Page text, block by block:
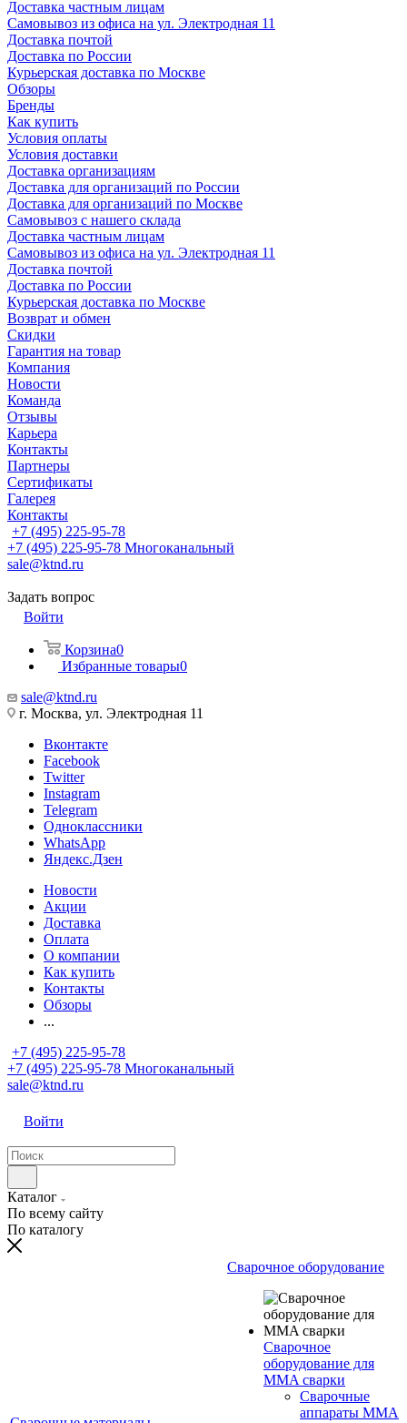
Доставка частным лицам
Самовывоз из офиса на ул. Электродная 11
Доставка почтой
Доставка по России
Курьерская доставка по Москве
Обзоры
Бренды
Как купить
Условия оплаты
Условия доставки
Доставка организациям
Доставка для организаций по России
Доставка для организаций по Москве
Самовывоз с нашего склада
Доставка частным лицам
Самовывоз из офиса на ул. Электродная 11
Доставка почтой
Доставка по России
Курьерская доставка по Москве
Возврат и обмен
Скидки
Гарантия на товар
Компания
Новости
Команда
Отзывы
Карьера
Контакты
Партнеры
Сертификаты
Галерея
Контакты
+7 (495) 225-95-78
+7 (495) 225-95-78 Многоканальный
sale@ktnd.ru
Задать вопрос
Войти
Корзина0
Избранные товары0
sale@ktnd.ru
г. Москва, ул. Электродная 11
Вконтакте
Facebook
Twitter
Instagram
Telegram
Одноклассники
WhatsApp
Яндекс.Дзен
Новости
Акции
Доставка
Оплата
О компании
Как купить
Контакты
Обзоры
...
+7 (495) 225-95-78
+7 (495) 225-95-78 Многоканальный
sale@ktnd.ru
Войти
Каталог
По всему сайту
По каталогу
Сварочное оборудование
Сварочное
оборудование для
MMA сварки
Сварочные
аппараты MMA